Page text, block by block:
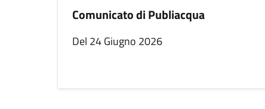
Comunicato di Publiacqua
Del 24 Giugno 2026